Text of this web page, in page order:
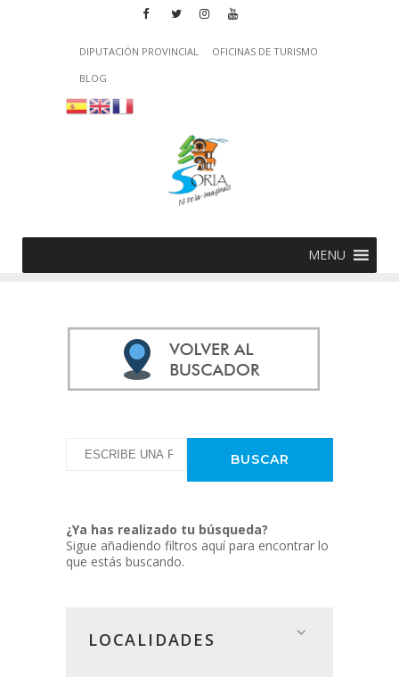
DIPUTACIÓN PROVINCIAL
OFICINAS DE TURISMO
BLOG
MENU
¿Ya has realizado tu búsqueda?
Sigue añadiendo filtros aquí para encontrar lo
que estás buscando.
LOCALIDADES